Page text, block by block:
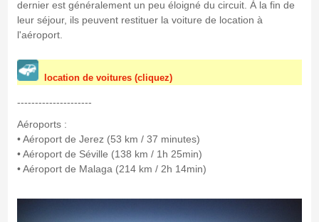
dernier est généralement un peu éloigné du circuit. À la fin de
leur séjour, ils peuvent restituer la voiture de location à
l'aéroport.
location de voitures (cliquez)
---------------------
Aéroports :
• Aéroport de Jerez (53 km / 37 minutes)
• Aéroport de Séville (138 km / 1h 25min)
• Aéroport de Malaga (214 km / 2h 14min)